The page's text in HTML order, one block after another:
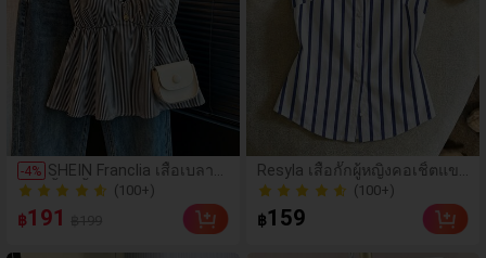
-4% SHEIN Franclia เสื้อเบลาส์
สั้นสีน้ำเงินลายทางน่ารัก แ
ต่งระบาย เซ็กซี่ เปิดหลัง ค
อเว้าลึก
(100+)
200+ ขายแล้ว
200+ ขายแล้ว
฿191
Resyla เสื้อกั๊กผู้หญิงคอเชิ้ตแข
นกุด ลายพิมพ์ดิจิทัลลายทาง ทร
งเข้ารูป ติดกระดุมหน้า
(100+)
฿159